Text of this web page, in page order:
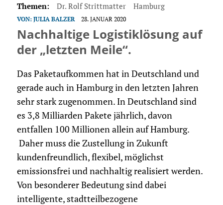
Themen: Dr. Rolf Strittmatter Hamburg
VON: JULIA BALZER 28. JANUAR 2020
Nachhaltige Logistiklösung auf
der „letzten Meile“.
Das Paketaufkommen hat in Deutschland und
gerade auch in Hamburg in den letzten Jahren
sehr stark zugenommen. In Deutschland sind
es 3,8 Milliarden Pakete jährlich, davon
entfallen 100 Millionen allein auf Hamburg.
Daher muss die Zustellung in Zukunft
kundenfreundlich, flexibel, möglichst
emissionsfrei und nachhaltig realisiert werden.
Von besonderer Bedeutung sind dabei
intelligente, stadtteilbezogene